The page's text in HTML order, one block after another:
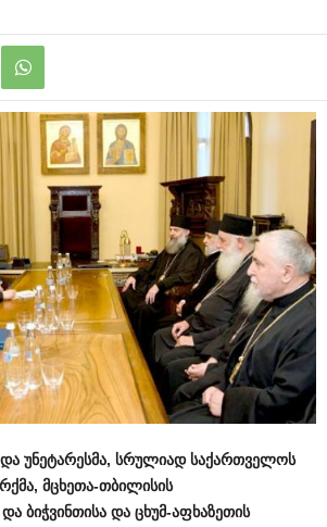
და უნეტარესმა, სრულიად საქართველოს
მცხეთა-თბილისის
ბიჭვინთისა და ცხუმ-აფხაზეთის